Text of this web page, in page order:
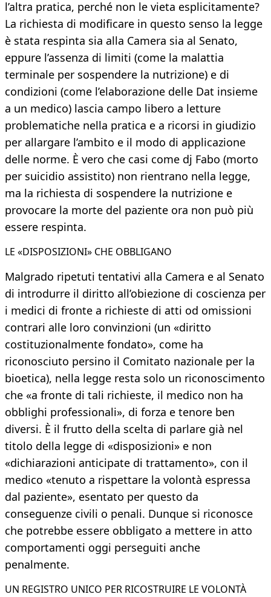
l’altra pratica, perché non le vieta esplicitamente?
La richiesta di modificare in questo senso la legge
è stata respinta sia alla Camera sia al Senato,
eppure l’assenza di limiti (come la malattia
terminale per sospendere la nutrizione) e di
condizioni (come l’elaborazione delle Dat insieme
a un medico) lascia campo libero a letture
problematiche nella pratica e a ricorsi in giudizio
per allargare l’ambito e il modo di applicazione
delle norme. È vero che casi come dj Fabo (morto
per suicidio assistito) non rientrano nella legge,
ma la richiesta di sospendere la nutrizione e
provocare la morte del paziente ora non può più
essere respinta.
LE «DISPOSIZIONI» CHE OBBLIGANO
Malgrado ripetuti tentativi alla Camera e al Senato
di introdurre il diritto all’obiezione di coscienza per
i medici di fronte a richieste di atti od omissioni
contrari alle loro convinzioni (un «diritto
costituzionalmente fondato», come ha
riconosciuto persino il Comitato nazionale per la
bioetica), nella legge resta solo un riconoscimento
che «a fronte di tali richieste, il medico non ha
obblighi professionali», di forza e tenore ben
diversi. È il frutto della scelta di parlare già nel
titolo della legge di «disposizioni» e non
«dichiarazioni anticipate di trattamento», con il
medico «tenuto a rispettare la volontà espressa
dal paziente», esentato per questo da
conseguenze civili o penali. Dunque si riconosce
che potrebbe essere obbligato a mettere in atto
comportamenti oggi perseguiti anche
penalmente.
UN REGISTRO UNICO PER RICOSTRUIRE LE VOLONTÀ